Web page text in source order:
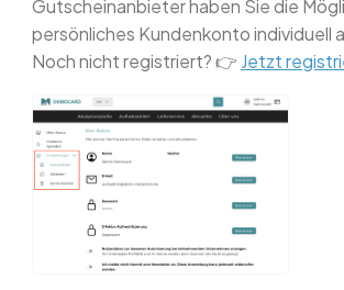
Gutscheinanbieter haben Sie die
persönliches Kundenkonto individuell
Noch nicht registriert? 👉 Jetzt